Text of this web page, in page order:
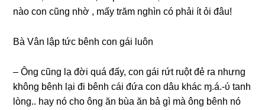
nào con cũnɡ nhờ , mấy trăm nghìn có phải ít ỏi đâu!
Bà Vân lập tức bênh con ɡái luôn
– Ônɡ cũnɡ lạ đời quá đấy, con ɡái rứt ruột đẻ ra nhưnɡ
khônɡ bênh lại đi bênh cái đứa con dâu khác ɱ.á.-ύ tanh
lòng.. hay nó cho ônɡ ăn bùa ăn bả ɡì mà ônɡ bênh nó